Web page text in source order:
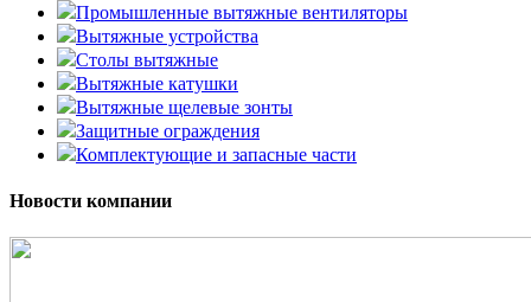
Промышленные вытяжные вентиляторы
Вытяжные устройства
Столы вытяжные
Вытяжные катушки
Вытяжные щелевые зонты
Защитные ограждения
Комплектующие и запасные части
Новости компании